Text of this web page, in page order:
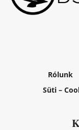
Rólunk
Süti –